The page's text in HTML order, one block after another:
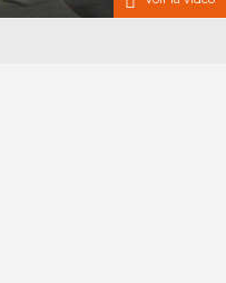
favoris